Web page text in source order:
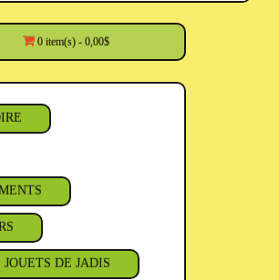
0 item(s) - 0,00$
JOUETS DE JADIS